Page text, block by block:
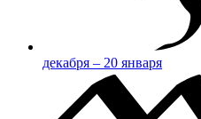
декабря – 20 января